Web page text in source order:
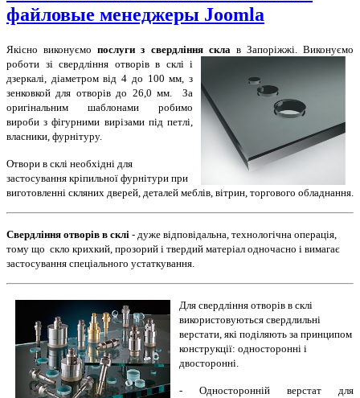
файловые менеджеры Joomla
Якісно виконуємопослуги з свердління склав Запоріжжі. Виконуємо
роботи зі свердління отворів в склі і
дзеркалі, діаметром від 4 до 100 мм, з
зенковкой для отворів до 26,0 мм. За
оригінальним шаблонами робимо
вироби з фігурними вирізами під петлі,
власники, фурнітуру.
Отвори в склі необхідні для
застосування кріпильної фурнітури при
виготовленні скляних дверей, деталей меблів, вітрин, торгового обладнання.
Свердління отворів в склі - дуже відповідальна, технологічна операція,
тому що скло крихкий, прозорий і твердий матеріал одночасно і вимагає
застосування спеціального устаткування.
Для свердління отворів в склі
використовуються свердлильні
верстати, які поділяють за принципом
конструкції: односторонні і
двосторонні.
- Односторонній верстат для